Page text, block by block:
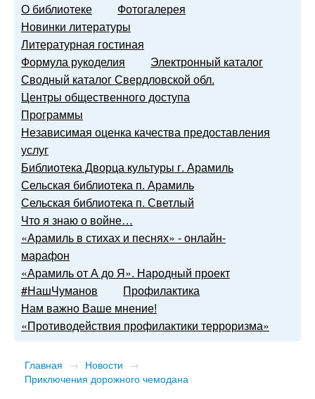
О библиотеке
Фотогалерея
Новинки литературы
Литературная гостиная
Формула рукоделия
Электронный каталог
Сводный каталог Свердловской обл.
Центры общественного доступа
Программы
Независимая оценка качества предоставления
услуг
Библиотека Дворца культуры г. Арамиль
Сельская библиотека п. Арамиль
Сельская библиотека п. Светлый
Что я знаю о войне…
«Арамиль в стихах и песнях» - онлайн-
марафон
«Арамиль от А до Я». Народный проект
#НашЧуманов
Профилактика
Нам важно Ваше мнение!
«Противодействия профилактики терроризма»
Главная → Новости →
Приключения дорожного чемодана